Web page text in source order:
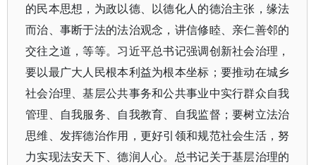
的民本思想，为政以德、以德化人的德治主张，缘法
而治、事断于法的法治观念，讲信修睦、亲仁善邻的
交往之道，等等。习近平总书记强调创新社会治理，
要以最广大人民根本利益为根本坐标；要推动在城乡
社会治理、基层公共事务和公共事业中实行群众自我
管理、自我服务、自我教育、自我监督；要树立法治
思维、发挥德治作用，更好引领和规范社会生活，努
力实现法安天下、德润人心。总书记关于基层治理的